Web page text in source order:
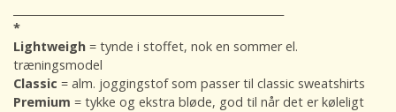
*
Lightweigh = tynde i stoffet, nok en sommer el.
træningsmodel
Classic = alm. joggingstof som passer til classic sweatshirts
Premium = tykke og ekstra bløde, god til når det er køleligt